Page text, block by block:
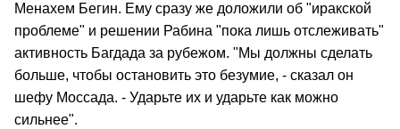
Менахем Бегин. Ему сразу же доложили об "иракской
проблеме" и решении Рабина "пока лишь отслеживать"
активность Багдада за рубежом. "Мы должны сделать
больше, чтобы остановить это безумие, - сказал он
шефу Моссада. - Ударьте их и ударьте как можно
сильнее".